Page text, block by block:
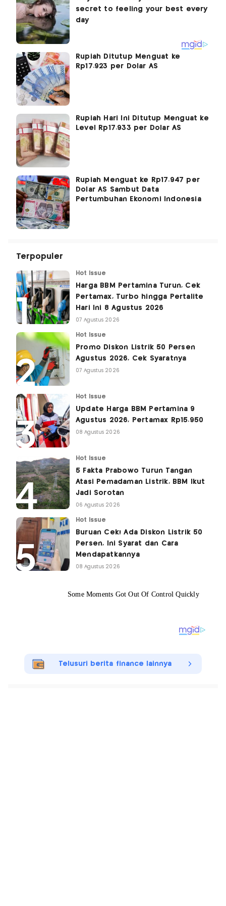
Rupiah Ditutup Menguat ke
Rp17.923 per Dolar AS
Rupiah Hari Ini Ditutup Menguat ke
Level Rp17.933 per Dolar AS
Rupiah Menguat ke Rp17.947 per
Dolar AS Sambut Data
Pertumbuhan Ekonomi Indonesia
Terpopuler
Hot Issue
Harga BBM Pertamina Turun, Cek
Pertamax, Turbo hingga Pertalite
Hari Ini 8 Agustus 2026
07 Agustus 2026
Hot Issue
Promo Diskon Listrik 50 Persen
Agustus 2026, Cek Syaratnya
07 Agustus 2026
Hot Issue
Update Harga BBM Pertamina 9
Agustus 2026, Pertamax Rp15.950
08 Agustus 2026
Hot Issue
5 Fakta Prabowo Turun Tangan
Atasi Pemadaman Listrik, BBM Ikut
Jadi Sorotan
06 Agustus 2026
Hot Issue
Buruan Cek! Ada Diskon Listrik 50
Persen, Ini Syarat dan Cara
Mendapatkannya
08 Agustus 2026
Telusuri berita finance lainnya